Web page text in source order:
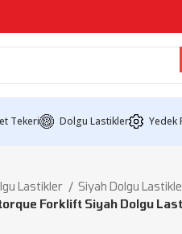
Tekeri Dolgu Lastikler Yedek
Lastikler
Siyah Dolgu
Forklift Siyah Dolgu